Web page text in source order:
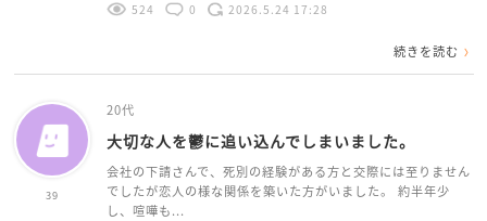
524 0 2026.5.24 17:28
続きを読む
39
20代
大切な人を鬱に追い込んでしまいました。
会社の下請さんで、死別の経験がある方と交際には至りません
でしたが恋人の様な関係を築いた方がいました。 約半年少
し、喧嘩も...